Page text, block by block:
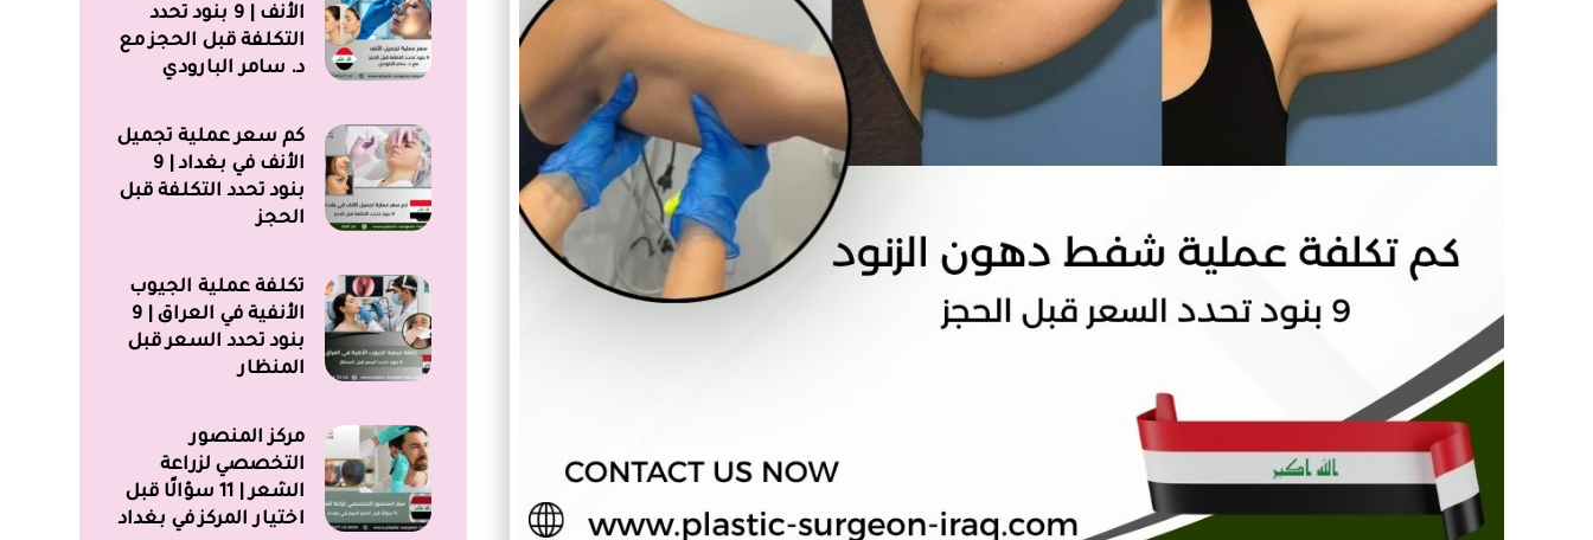
الأنف | 9 بنود تحدد
التكلفة قبل الحجز مع
د. سامر البارودي
كم سعر عملية تجميل
الأنف في بغداد | 9
بنود تحدد التكلفة قبل
الحجز
تكلفة عملية الجيوب
الأنفية في العراق | 9
بنود تحدد السعر قبل
المنظار
مركز المنصور
التخصصي لزراعة
الشعر | 11 سؤالًا قبل
اختيار المركز في بغداد